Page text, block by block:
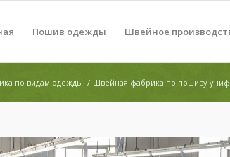
Пошив одежды Швейное
по видам одежды / Швейная фабрика по пошиву